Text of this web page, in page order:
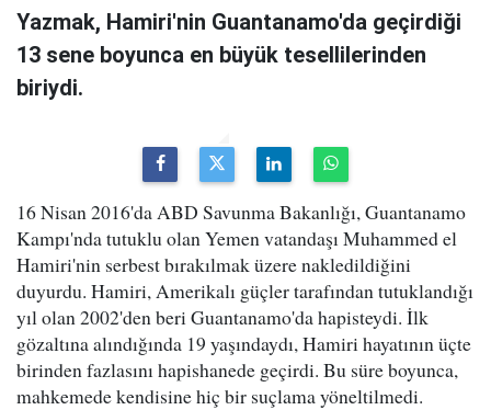
Yazmak, Hamiri'nin Guantanamo'da geçirdiği
13 sene boyunca en büyük tesellilerinden
biriydi.
16 Nisan 2016'da ABD Savunma Bakanlığı, Guantanamo
Kampı'nda tutuklu olan Yemen vatandaşı Muhammed el
Hamiri'nin serbest bırakılmak üzere nakledildiğini
duyurdu. Hamiri, Amerikalı güçler tarafından tutuklandığı
yıl olan 2002'den beri Guantanamo'da hapisteydi. İlk
gözaltına alındığında 19 yaşındaydı, Hamiri hayatının üçte
birinden fazlasını hapishanede geçirdi. Bu süre boyunca,
mahkemede kendisine hiç bir suçlama yöneltilmedi.